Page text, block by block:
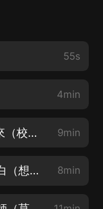
55s
4min
都市不敗仙尊 0001 仙尊歸來（校花竟在我床上）新書上架求訂閱 9min
都市不敗仙尊 0002 真相大白（想不到吧哥們兒我有劇本）求關注點讚 8min